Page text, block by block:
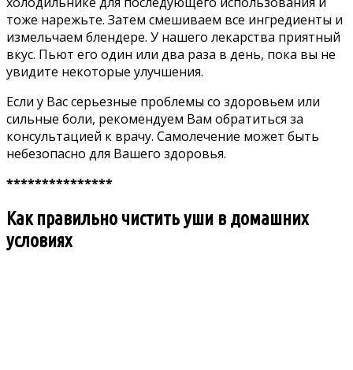
тоже нарежьте. Затем смешиваем все ингредиенты и
измельчаем блендере. У нашего лекарства приятный
вкус. Пьют его один или два раза в день, пока вы не
увидите некоторые улучшения.
Если у Вас серьезные проблемы со здоровьем или
сильные боли, рекомендуем Вам обратиться за
консультацией к врачу. Самолечение может быть
небезопасно для Вашего здоровья.
***************
Как правильно чистить уши в домашних
условиях